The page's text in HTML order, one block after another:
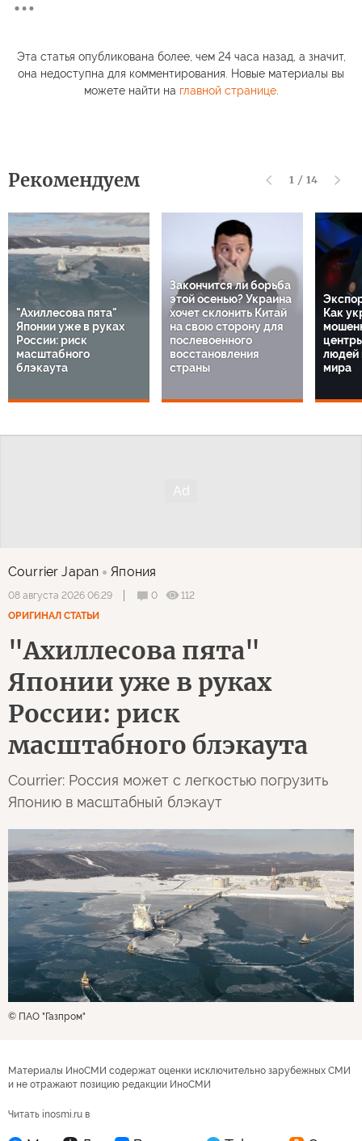
Эта статья опубликована более, чем 24 часа назад, а значит,
она недоступна для комментирования. Новые материалы вы
можете найти на главной странице.
Рекомендуем 1 / 14
"Ахиллесова пята"
Японии уже в руках
России: риск
масштабного
блэкаута
Закончится ли борьба
этой осенью? Украина
хочет склонить Китай
на свою сторону для
послевоенного
восстановления
страны
Как
людей
мира
Courrier Japan Япония
08 августа 2026 06:29 0
112
ОРИГИНАЛ СТАТЬИ
"Ахиллесова пята"
Японии уже в руках
России: риск
масштабного блэкаута
Courrier: Россия может с легкостью погрузить
Японию в масштабный блэкаут
© ПАО "Газпром"
Материалы ИноСМИ содержат оценки исключительно зарубежных СМИ
и не отражают позицию редакции ИноСМИ
Читать inosmi.ru в